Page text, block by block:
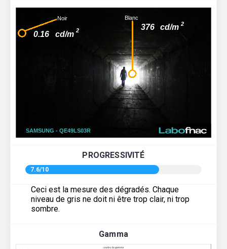
PROGRESSIVITÉ
7.6/10
Ceci est la mesure des dégradés. Chaque
niveau de gris ne doit ni être trop clair, ni trop
sombre.
Gamma